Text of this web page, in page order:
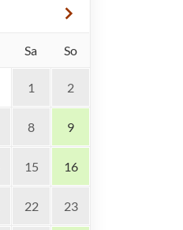
Sa So
1 2
8 9
15 16
22 23